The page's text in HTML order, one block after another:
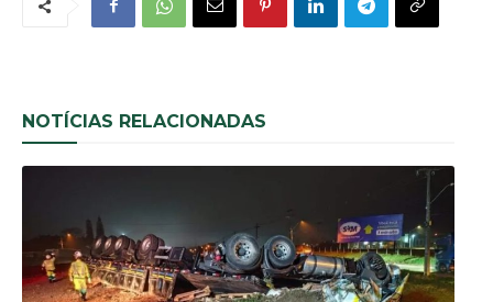
NOTÍCIAS RELACIONADAS